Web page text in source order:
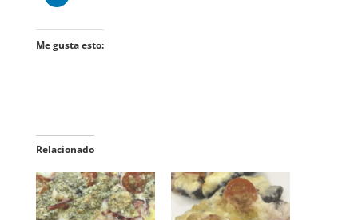
Me gusta esto:
Relacionado